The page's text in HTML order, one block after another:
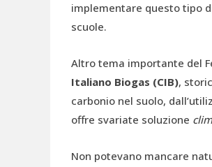
implementare questo tipo
scuole.
Altro tema importante del
Italiano Biogas (CIB),
carbonio nel suolo,
offre svariate soluzione
Non potevano mancare